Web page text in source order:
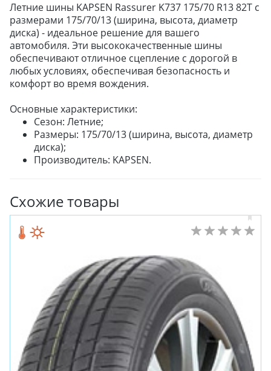
Летние шины KAPSEN Rassurer K737 175/70 R13 82T с
размерами 175/70/13 (ширина, высота, диаметр
диска) - идеальное решение для вашего
автомобиля. Эти высококачественные шины
обеспечивают отличное сцепление с дорогой в
любых условиях, обеспечивая безопасность и
комфорт во время вождения.
Основные характеристики:
Сезон: Летние;
Размеры: 175/70/13 (ширина, высота, диаметр
диска);
Производитель: KAPSEN.
Схожие товары